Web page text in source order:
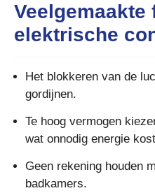
Veelgemaakte
elektrische
Het blokkeren van de
gordijnen.
Te hoog vermogen
wat onnodig energie
Geen rekening houden
badkamers.